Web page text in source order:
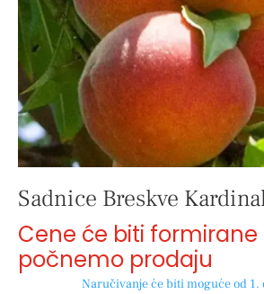
Sadnice Breskve
Cene će biti formirane
počnemo prodaju
Naručivanje će biti moguće od 1.